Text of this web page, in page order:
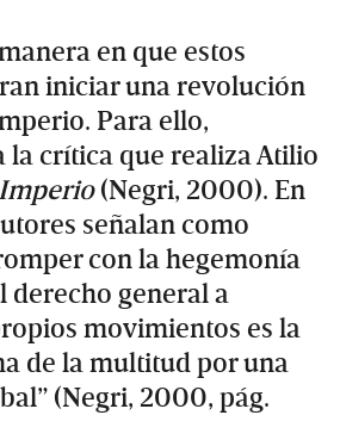
en que estos
iniciar una revolución
Para ello,
la crítica que realiza Atilio
Imperio(Negri, 2000). En
señalan como
con la hegemonía
derecho general a
movimientos es la
de la multitud por una
(Negri, 2000, pág.